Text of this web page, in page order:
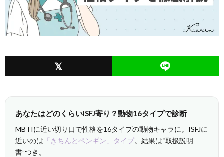
あなたはどのくらいISFJ寄り？動物16タイプで診断
MBTIに近い切り口で性格を16タイプの動物キャラに。ISFJに
近いのは 「きちんとペンギン」タイプ。結果は“取扱説明
書”つき。